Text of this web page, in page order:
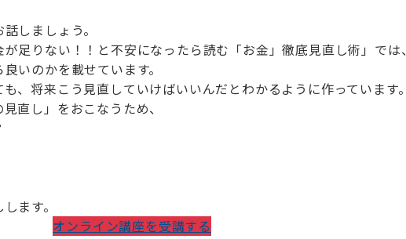
しましょう。
が足りない！！と不安になったら読む「お金」徹底見直し術」では、
いのかを載せています。
、将来こう見直していけばいいんだとわかるように作っています。
直し」をおこなうため、
ます。
オンライン講座を受講する